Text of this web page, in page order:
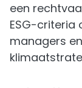
een
ESG-criteria
managers